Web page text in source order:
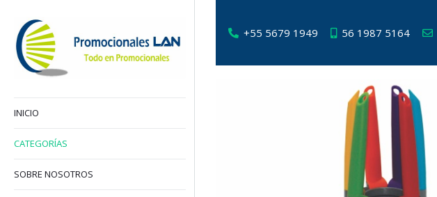
+55 5679 1949 56 1987 5164
INICIO
CATEGORÍAS
SOBRE NOSOTROS